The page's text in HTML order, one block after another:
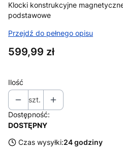
Klocki konstrukcyjne
podstawowe
Przejdź do pełnego opisu
Cena
599,99 zł
Ilość
szt.
Dostępność:
DOSTĘPNY
Czas wysyłki:24 godziny